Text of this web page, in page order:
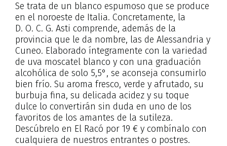
Se trata de un blanco espumoso que se produce
en el noroeste de Italia. Concretamente, la
D. O. C. G. Asti comprende, además de la
provincia que le da nombre, las de Alessandria y
Cuneo. Elaborado íntegramente con la variedad
de uva moscatel blanco y con una graduación
alcohólica de solo 5,5°, se aconseja consumirlo
bien frío. Su aroma fresco, verde y afrutado, su
burbuja fina, su delicada acidez y su toque
dulce lo convertirán sin duda en uno de los
favoritos de los amantes de la sutileza.
Descúbrelo en El Racó por 19 € y combínalo con
cualquiera de nuestros entrantes o postres.